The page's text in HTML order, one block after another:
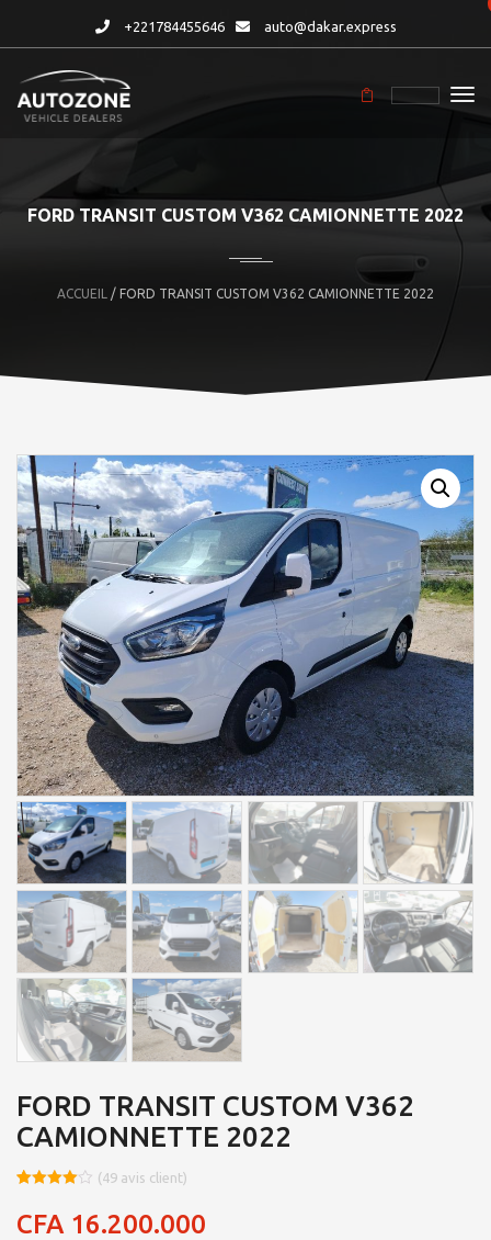
+221784455646 auto@dakar.express
FORD TRANSIT CUSTOM V362 CAMIONNETTE 2022
ACCUEIL / FORD TRANSIT CUSTOM V362 CAMIONNETTE 2022
FORD TRANSIT CUSTOM V362
CAMIONNETTE 2022
sur 5
basé
(49 avis client)
CFA 16.200.000